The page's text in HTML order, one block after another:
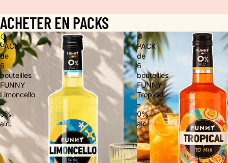
ACHETER EN PACKS
🍋
PACK
de
6
bouteilles
FUNNY
Limoncello
–
0%
alc.
🍍
PACK
de
6
bouteilles
FUNNY
Tropical
–
0%
alc.